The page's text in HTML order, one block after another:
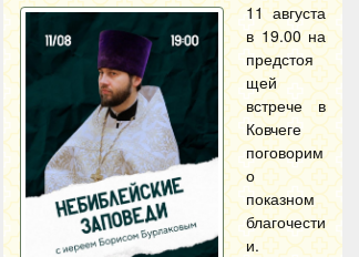
11 августа
в 19.00 на
предстоя
щей
встрече в
Ковчеге
поговорим
о
показном
благочести
и.